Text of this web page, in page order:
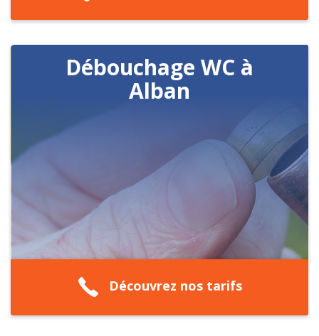
Débouchage WC à
Alban
Découvrez nos tarifs